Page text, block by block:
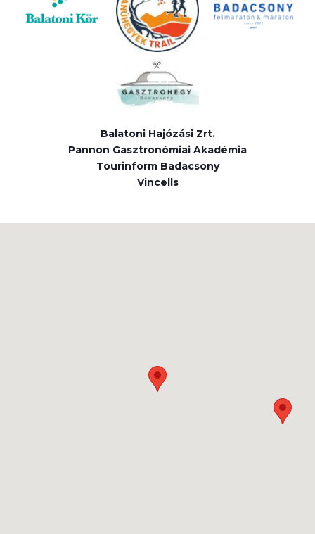
Balatoni Hajózási Zrt.
Pannon Gasztronómiai Akadémia
Tourinform Badacsony
Vincells